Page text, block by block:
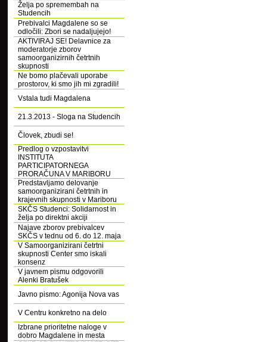
Želja po spremembah na
Studencih
Prebivalci Magdalene so se
odločili: Zbori se nadaljujejo!
AKTIVIRAJ SE! Delavnice za
moderatorje zborov
samoorganizirnih četrtnih
skupnosti
Ne bomo plačevali uporabe
prostorov, ki smo jih mi zgradili!
Vstala tudi Magdalena
21.3.2013 - Sloga na Studencih
Človek, zbudi se!
Predlog o vzpostavitvi
INSTITUTA
PARTICIPATORNEGA
PRORAČUNA V MARIBORU
Predstavljamo delovanje
samoorganizirani četrtnih in
krajevnih skupnosti v Mariboru
SKČS Studenci: Solidarnost in
želja po direktni akciji
Najave zborov prebivalcev
SKČS v tednu od 6. do 12. maja
V Samoorganizirani četrtni
skupnosti Center smo iskali
konsenz
V javnem pismu odgovorili
Alenki Bratušek
Javno pismo: Agonija Nova vas
V Centru konkretno na delo
Izbrane prioritetne naloge v
dobro Magdalene in mesta